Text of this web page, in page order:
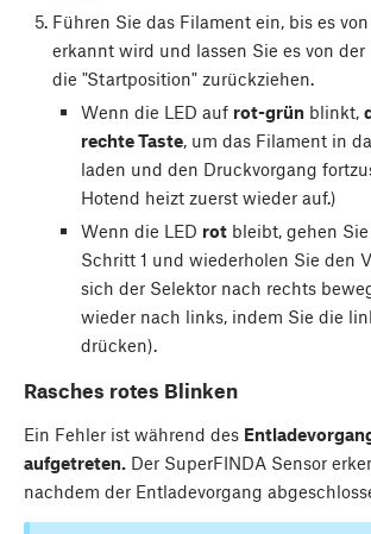
Führen Sie das Filament ein, bis es
erkannt wird und lassen Sie es von
die "Startposition" zurückziehen.
Wenn die LED auf rot-grünblinkt,
rechte Taste, um das Filament in
laden und den Druckvorgang
Hotend heizt zuerst wieder auf.)
Wenn die LED rotbleibt, gehen Sie
Schritt 1 und wiederholen Sie den
sich der Selektor nach rechts
wieder nach links, indem Sie die
drücken).
Rasches rotes Blinken
Ein Fehler ist während des
aufgetreten. Der SuperFINDA Sensor
nachdem der Entladevorgang